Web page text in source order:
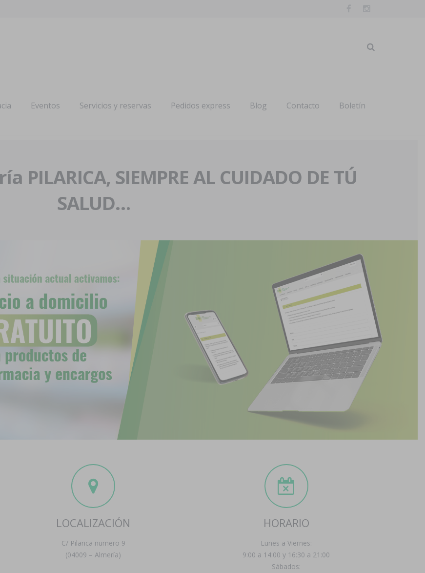
Eventos Servicios y reservas Pedidos express Blog Contacto Boletín
PILARICA, SIEMPRE AL CUIDADO DE TÚ
SALUD…
LOCALIZACIÓN
C/ Pilarica numero 9
(04009 – Almería)
HORARIO
Lunes a Viernes:
9:00 a 14:00 y 16:30 a 21:00
Sábados: